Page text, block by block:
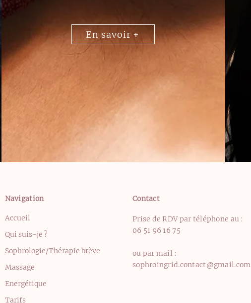
En savoir +
Navigation
Accueil
Qui suis-je ?
Sophrologie/Thérapie brève
Massage
Energétique
Tarifs
Contact
Prise de RDV par téléphone au :
06 51 96 16 75
ou par mail :
sophroingrid.contact@gmail.com